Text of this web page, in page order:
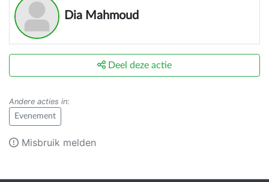
Dia Mahmoud
Deel deze actie
Andere acties in:
Evenement
Misbruik melden